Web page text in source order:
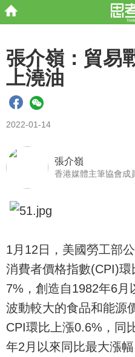
張介嶺：貿易
上澆油
2022-01-14
張介嶺
香港媒體主筆協會成
1月12日，美國勞工部
消費者價格指數(CPI)
7%，創造自1982年6月
波動較大的食品和能源
CPI環比上漲0.6%，同
年2月以來同比最大漲幅